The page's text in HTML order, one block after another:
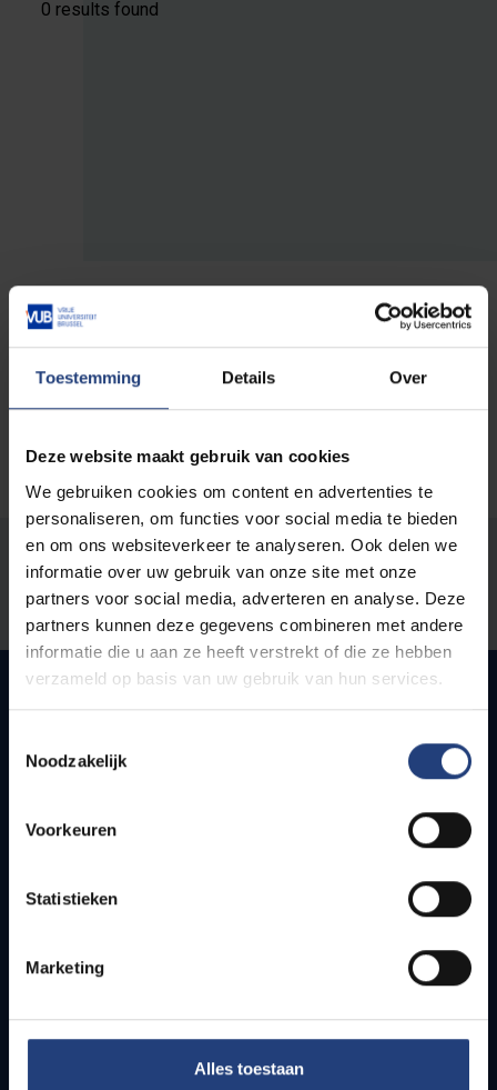
Toestemming Details Over
Deze website maakt gebruik van cookies
We gebruiken cookies om content en advertenties te
personaliseren, om functies voor social media te bieden
en om ons websiteverkeer te analyseren. Ook delen we
informatie over uw gebruik van onze site met onze
partners voor social media, adverteren en analyse. Deze
partners kunnen deze gegevens combineren met andere
informatie die u aan ze heeft verstrekt of die ze hebben
verzameld op basis van uw gebruik van hun services.
Noodzakelijk
Voorkeuren
Statistieken
Marketing
Alles toestaan
0 results found
Was there an error on this page?
Let us know
Jobs
Research groups